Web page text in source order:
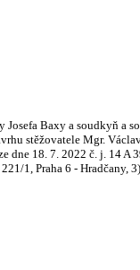
Baxy a soudkyň a
stěžovatele Mgr.
dne 18. 7. 2022 č. j. 14
1, Praha 6 -